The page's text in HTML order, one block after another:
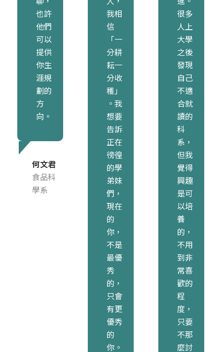
也許
他們
可以
提供
你生
涯規
劃的
方
向。
何文君
食品科
學系
我相
信
「一
分耕
耘一
分收
穫」
。我
想要
告訴
正在
徬徨
的學
弟妹
們，
現在
的
你，
不是
最優
秀
的，
只會
有更
優秀
的
你。
很多
人上
大學
之後
發現
自己
不適
合就
讀的
科
系，
但我
覺得
興趣
是可
以培
養
的，
不用
到非
常喜
歡的
程
度，
只要
不那
麼討